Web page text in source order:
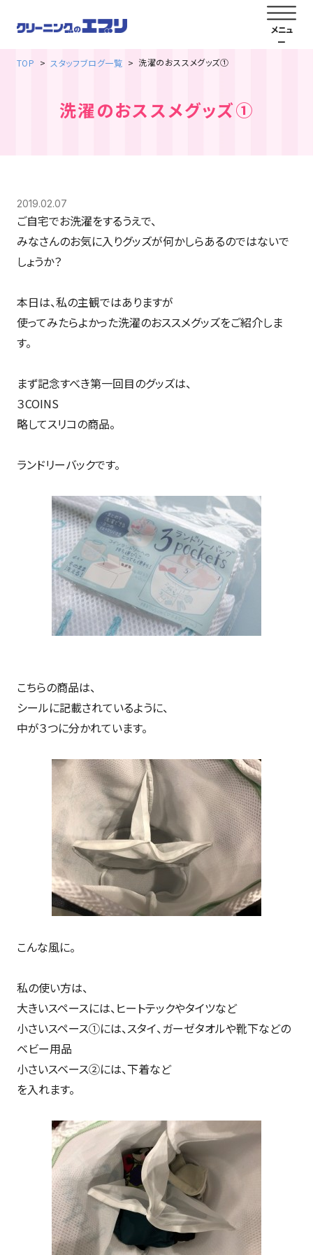
TOP スタッフブログ一覧 洗濯のおススメグッズ①
洗濯のおススメグッズ①
2019.02.07
ご自宅でお洗濯をするうえで、
みなさんのお気に入りグッズが何かしらあるのではないで
しょうか？
本日は、私の主観ではありますが
使ってみたらよかった洗濯のおススメグッズをご紹介しま
す。
まず記念すべき第一回目のグッズは、
３COINS
略してスリコの商品。
ランドリーバックです。
こちらの商品は、
シールに記載されているように、
中が３つに分かれています。
こんな風に。
私の使い方は、
大きいスペースには、ヒートテックやタイツなど
小さいスペース①には、スタイ、ガーゼタオルや靴下などの
ベビー用品
小さいスベース②には、下着など
を入れます。